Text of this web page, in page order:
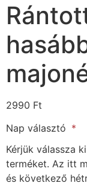
2990 Ft
Nap választó
Kérjük válassza
terméket. Az itt
és következő